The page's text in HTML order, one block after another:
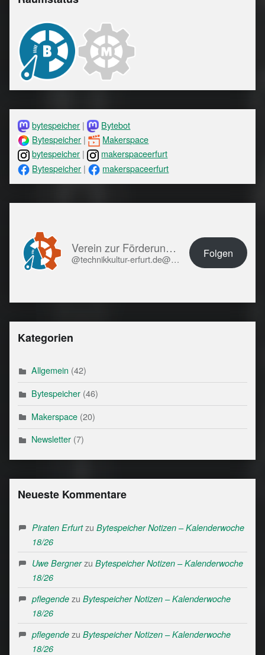
bytespeicher |
Bytebot
Bytespeicher |
Makerspace
bytespeicher |
makerspaceerfurt
Bytespeicher | makerspaceerfurt
Verein zur Förderung von Technikkultur in Erfurt e.V.
@technikkultur-erfurt.de@technikkultur-erfurt.de Folgen
Kategorien
Allgemein (42)
Bytespeicher(46)
Makerspace(20)
Newsletter(7)
Neueste Kommentare
Piraten Erfurtzu Bytespeicher Notizen – Kalenderwoche
18/26
Uwe Bergnerzu Bytespeicher Notizen – Kalenderwoche
18/26
pflegendezu Bytespeicher Notizen – Kalenderwoche
18/26
pflegendezu Bytespeicher Notizen – Kalenderwoche
18/26